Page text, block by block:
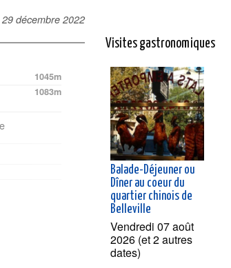
29 décembre 2022
1045m
1083m
Visites gastronomiques
Balade-Déjeuner ou
Dîner au coeur du
quartier chinois de
Belleville
Vendredi 07 août
2026 (et 2 autres
dates)